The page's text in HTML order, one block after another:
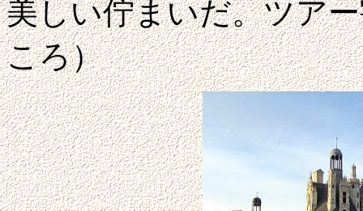
美しい佇まいだ。ツア
ころ）